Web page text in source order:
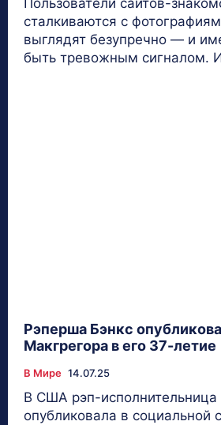
сталкиваются с
выглядят безупречно — и
быть тревожным сигналом.
Рэперша Бэнкс
Макгрегора в его 37-летие
В Мире 14.07.25
В США рэп-исполнительница
опубликовала в социальной